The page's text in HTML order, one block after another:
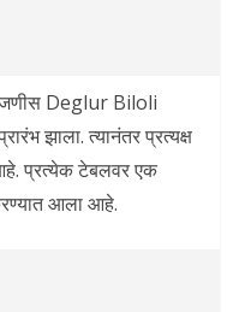
Deglur Biloli
झाला. त्यानंतर प्रत्यक्ष
प्रत्येक टेबलवर एक
आला आहे.